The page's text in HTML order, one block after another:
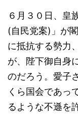
６月３０日、皇
(自民党案)」が
に抵抗する勢力
が、陛下御自身
のだろう。愛子
くら国会であっ
るような不遜を